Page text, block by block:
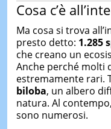
Cosa c’è
Ma cosa si trova
presto detto: 1.285
che creano un
Anche perché molti
estremamente rari.
biloba, un albero
natura. Al
sono numerosi.